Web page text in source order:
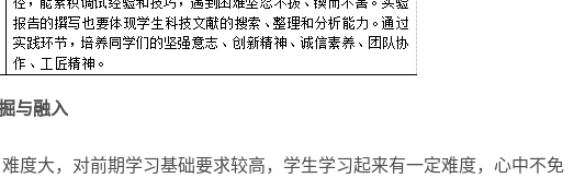
与融入
度大，对前期学习基础要求较高，学生学习起来有一定难度，心中不免